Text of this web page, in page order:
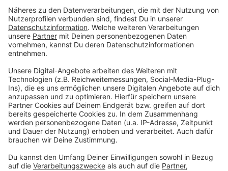
Anzeige
Ausbau der Mobilitätsstationen schreitet voran
Feierabend-Parken: Angebot wächst auf 2.000 Plätze
Anzeige
Folge uns für mehr News & Updates:
Anzeige